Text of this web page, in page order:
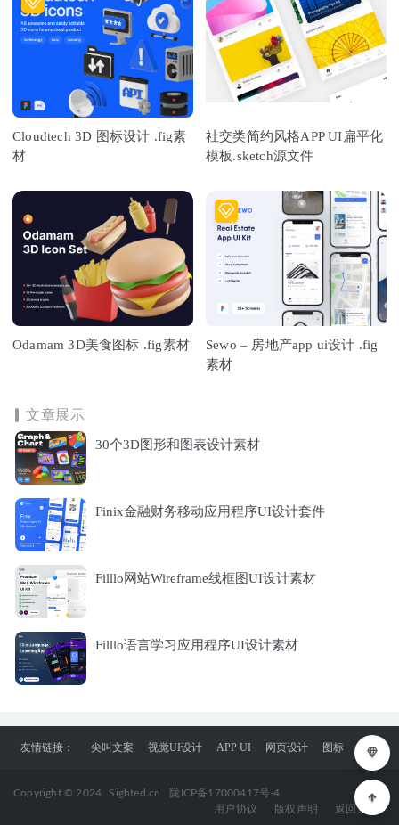
Cloudtech 3D 图标设计 .fig素
材
社交类简约风格APP UI扁平化
模板.sketch源文件
Odamam 3D美食图标 .fig素材
Sewo – 房地产app ui设计 .fig
素材
文章展示
30个3D图形和图表设计素材
Finix金融财务移动应用程序UI设计套件
Filllo网站Wireframe线框图UI设计素材
Filllo语言学习应用程序UI设计素材
友情链接： 尖叫文案 视觉UI设计 APP UI 网页设计 图标
Copyright © 2024 Sighted.cn
陇ICP备17000417号-4
用户协议
版权声明 返回顶部